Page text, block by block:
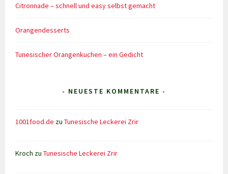
Citronnade – schnell und easy selbst gemacht
Orangendesserts
Tunesischer Orangenkuchen – ein Gedicht
- NEUESTE KOMMENTARE -
1001food.de zuTunesische Leckerei Zrir
Kroch zuTunesische Leckerei Zrir